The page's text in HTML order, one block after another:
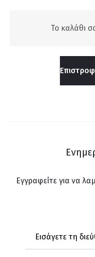
γ
Το καλάθι
Εγγραφείτε για να